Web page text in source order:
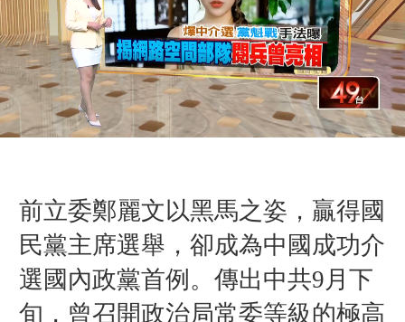
前立委鄭麗文以黑馬之姿，贏得國
民黨主席選舉，卻成為中國成功介
選國內政黨首例。傳出中共9月下
旬，曾召開政治局常委等級的極高